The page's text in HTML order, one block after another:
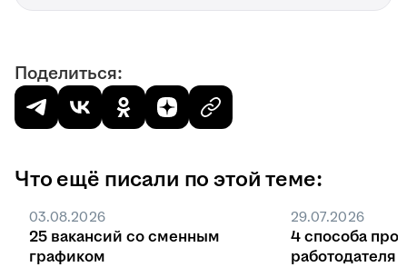
Поделиться:
Что ещё писали по этой теме:
03.08.2026
25 вакансий со сменным
графиком
29.07.2026
4 способа
работодателя